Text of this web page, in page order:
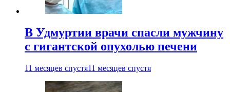
В Удмуртии врачи спасли мужчину
с гигантской опухолью печени
11 месяцев спустя11 месяцев спустя